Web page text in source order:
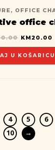
, OFFICE
office
KM20.00
U KOŠARICU
4 5 6
10
→